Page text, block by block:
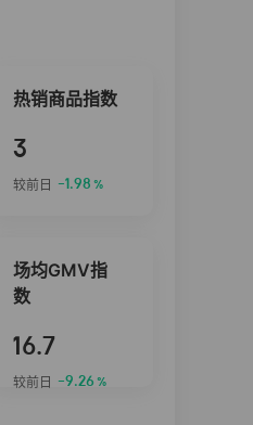
热销商品指数
3
较前日 -1.98 %
场均GMV指
数
16.7
较前日 -9.26 %